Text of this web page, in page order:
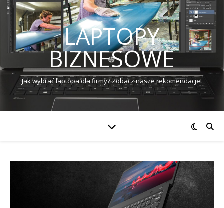
LAPTOPY
BIZNESOWE
Jak wybrać laptopa dla firmy? Zobacz nasze rekomendacje!